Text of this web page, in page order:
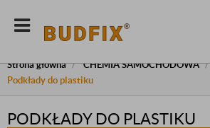
Strona główna CHEMIA SAMOCHODOWA
Podkłady do plastiku
PODKŁADY DO PLASTIKU